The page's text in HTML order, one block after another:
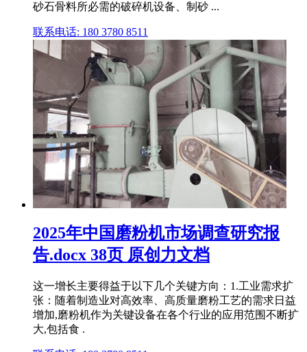
砂石骨料所必需的破碎机设备、制砂 ...
联系电话: 180 3780 8511
2025年中国磨粉机市场调查研究报
告.docx 38页 原创力文档
这一增长主要得益于以下几个关键方向：1.工业需求扩
张：随着制造业对高效率、高质量磨粉工艺的需求日益
增加,磨粉机作为关键设备在各个行业的应用范围不断扩
大,包括食 .